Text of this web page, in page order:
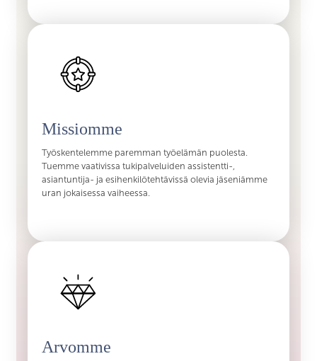
Missiomme
Työskentelemme paremman työelämän puolesta.
Tuemme vaativissa tukipalveluiden assistentti-,
asiantuntija- ja esihenkilötehtävissä olevia jäseniämme
uran jokaisessa vaiheessa.
Arvomme